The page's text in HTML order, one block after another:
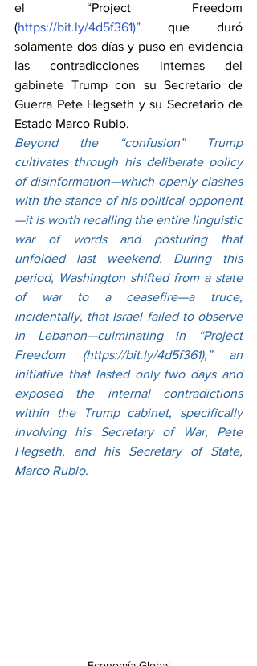
el “Project Freedom
(https://bit.ly/4d5f361)” que duró
solamente dos días y puso en evidencia
las contradicciones internas del
gabinete Trump con su Secretario de
Guerra Pete Hegseth y su Secretario de
Estado Marco Rubio.
Beyond the “confusion” Trump
cultivates through his deliberate policy
of disinformation—which openly clashes
with the stance of his political opponent
—it is worth recalling the entire linguistic
war of words and posturing that
unfolded last weekend. During this
period, Washington shifted from a state
of war to a ceasefire—a truce,
incidentally, that Israel failed to observe
in Lebanon—culminating in “Project
Freedom (https://bit.ly/4d5f361),” an
initiative that lasted only two days and
exposed the internal contradictions
within the Trump cabinet, specifically
involving his Secretary of War, Pete
Hegseth, and his Secretary of State,
Marco Rubio.